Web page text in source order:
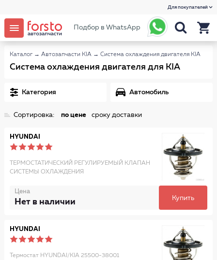
Для покупателей
Подбор в WhatsApp
Каталог → Автозапчасти KIA → Система охлаждения двигателя KIA
Система охлаждения двигателя для KIA
Категория Автомобиль
Сортировка: по цене сроку доставки
HYUNDAI
ТЕРМОСТАТИЧЕСКИЙ РЕГУЛИРУЕМЫЙ КЛАПАН
СИСТЕМЫ ОХЛАЖДЕНИЯ
Цена
Нет в наличии Купить
HYUNDAI
Термостат HYUNDAI/KIA 25500-38001